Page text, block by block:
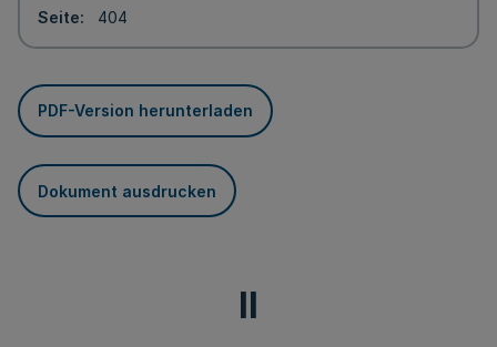
Seite
404
PDF-Version herunterladen
Dokument ausdrucken
II